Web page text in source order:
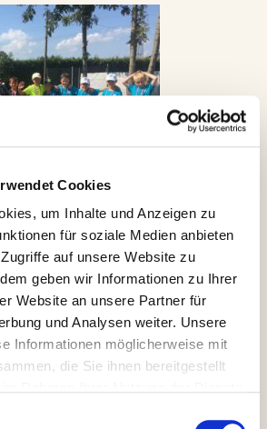
Cookies
um Inhalte und Anzeigen zu
für soziale Medien anbieten
auf unsere Website zu
geben wir Informationen zu Ihrer
Website an unsere Partner für
und Analysen weiter. Unsere
Informationen möglicherweise mit
die Sie ihnen bereitgestellt